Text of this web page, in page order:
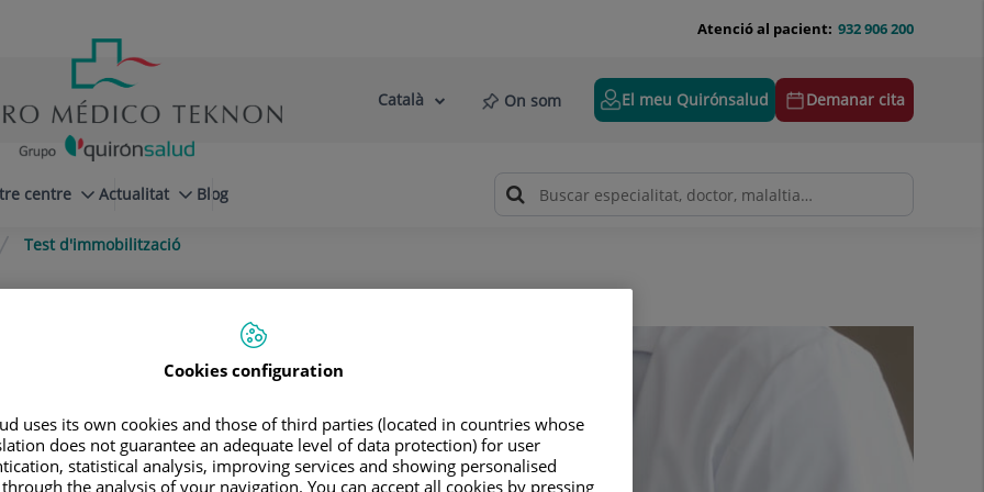
932 906 200
Atenció al pacient:
Selector
Llenguatge
Català On som El meu Quirónsalud Demanar cita
centre Actualitat Blog
Test d'immobilització
Cookies configuration
uses its own cookies and those of third parties (located in countries whose
does not guarantee an adequate level of data protection) for user
statistical analysis, improving services and showing personalised
the analysis of your navigation. You can accept all cookies by pressing